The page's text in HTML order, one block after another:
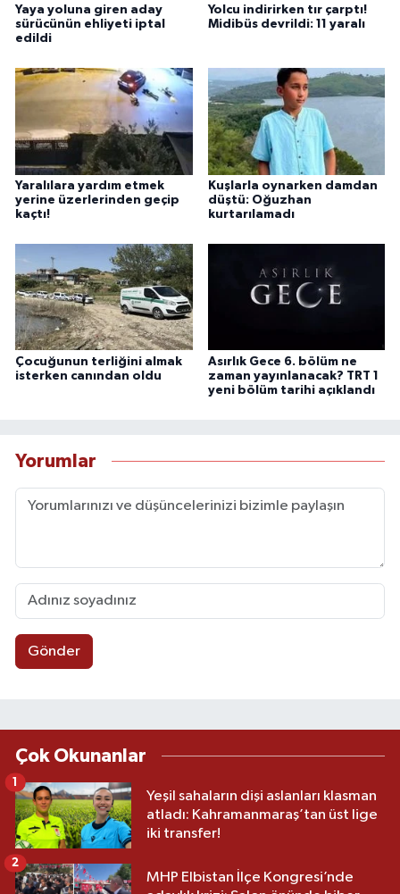
Yaya yoluna giren aday
sürücünün ehliyeti iptal
edildi
Yolcu indirirken tır çarptı!
Midibüs devrildi: 11 yaralı
Yaralılara yardım etmek
yerine üzerlerinden geçip
kaçtı!
Kuşlarla oynarken damdan
düştü: Oğuzhan
kurtarılamadı
Çocuğunun terliğini almak
isterken canından oldu
Asırlık Gece 6. bölüm ne
zaman yayınlanacak? TRT 1
yeni bölüm tarihi açıklandı
Yorumlar
Gönder
Çok Okunanlar
Yeşil sahaların dişi aslanları klasman
atladı: Kahramanmaraş’tan üst lige
iki transfer!
1
MHP Elbistan İlçe Kongresi’nde
2